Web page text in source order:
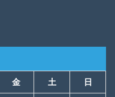
金 土 日